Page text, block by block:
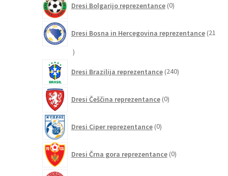
Dresi Bolgarijo reprezentance 0izdelkov
Dresi Bosna in Hercegovina reprezentance 21
21
Dresi Brazilija reprezentance 240izdelkov
Dresi Češčina reprezentance 0izdelkov
Dresi Ciper reprezentance 0izdelkov
Dresi Črna gora reprezentance 0izdelkov